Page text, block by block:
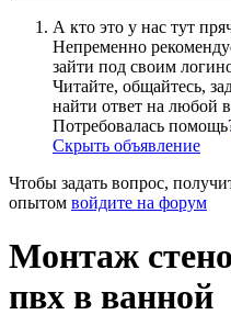
А кто это у нас тут
Непременно
зайти под своим
Читайте, общайтесь,
найти ответ на любой
Потребовалась
Скрыть объявление
Чтобы задать вопрос,
опытом войдите на форум
Монтаж
пвх в ванной